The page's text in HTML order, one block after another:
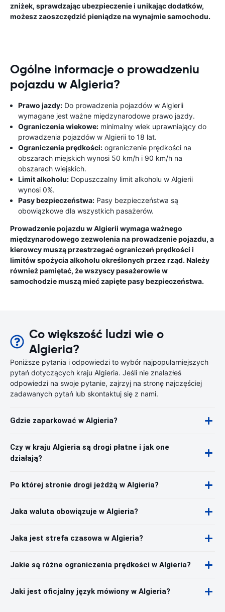
zniżek, sprawdzając ubezpieczenie i unikając dodatków,
możesz zaoszczędzić pieniądze na wynajmie samochodu.
Ogólne informacje o prowadzeniu
pojazdu w Algieria?
Prawo jazdy: Do prowadzenia pojazdów w Algierii
wymagane jest ważne międzynarodowe prawo jazdy.
Ograniczenia wiekowe: minimalny wiek uprawniający do
prowadzenia pojazdów w Algierii to 18 lat.
Ograniczenia prędkości: ograniczenie prędkości na
obszarach miejskich wynosi 50 km/h i 90 km/h na
obszarach wiejskich.
Limit alkoholu: Dopuszczalny limit alkoholu w Algierii
wynosi 0%.
Pasy bezpieczeństwa: Pasy bezpieczeństwa są
obowiązkowe dla wszystkich pasażerów.
Prowadzenie pojazdu w Algierii wymaga ważnego
międzynarodowego zezwolenia na prowadzenie pojazdu, a
kierowcy muszą przestrzegać ograniczeń prędkości i
limitów spożycia alkoholu określonych przez rząd. Należy
również pamiętać, że wszyscy pasażerowie w
samochodzie muszą mieć zapięte pasy bezpieczeństwa.
Co większość ludzi wie o
Algieria?
Poniższe pytania i odpowiedzi to wybór najpopularniejszych
pytań dotyczących kraju Algieria. Jeśli nie znalazłeś
odpowiedzi na swoje pytanie, zajrzyj na stronę najczęściej
zadawanych pytań lub skontaktuj się z nami.
Gdzie zaparkować w Algieria?
Czy w kraju Algieria są drogi płatne i jak one
działają?
Po której stronie drogi jeżdżą w Algieria?
Jaka waluta obowiązuje w Algieria?
Jaka jest strefa czasowa w Algieria?
Jakie są różne ograniczenia prędkości w Algieria?
Jaki jest oficjalny język mówiony w Algieria?